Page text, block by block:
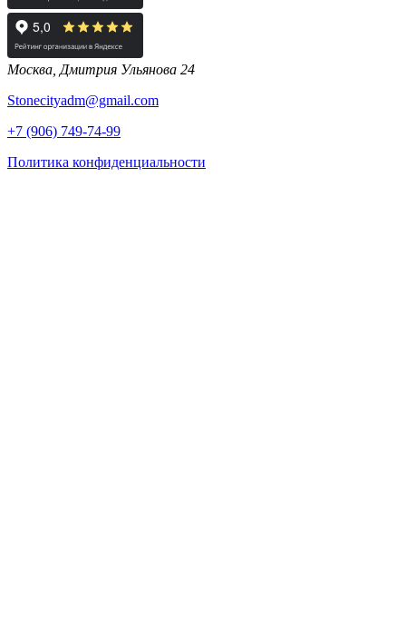
Москва, Дмитрия Ульянова 24
Stonecityadm@gmail.com
+7 (906) 749-74-99
Политика конфиденциальности